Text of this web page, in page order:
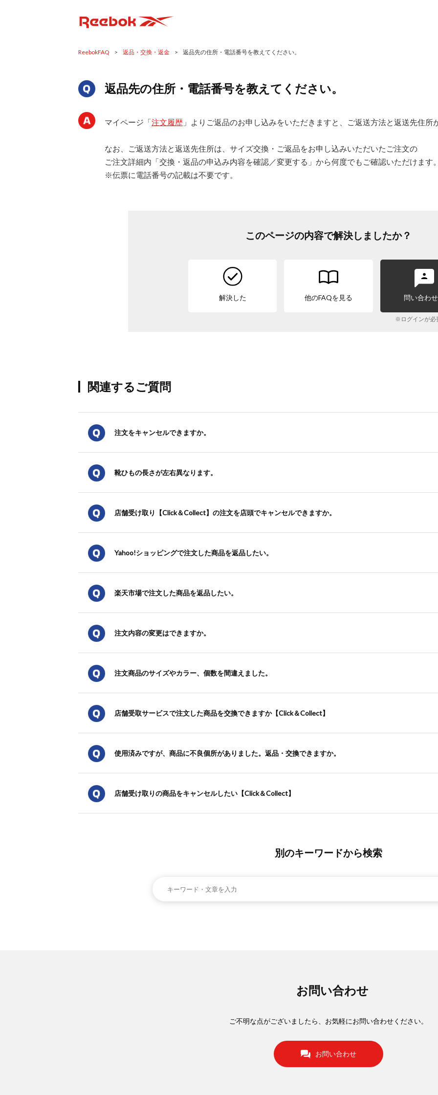
ReebokFAQ > 返品・交換・返金 > 返品先の住所・電話番号を教えてください。
返品先の住所・電話番号を教えてください。
マイページ「注文履歴 」よりご返品のお申し込みをいただきますと、ご返送方法と返送先住所
なお、ご返送方法と返送先住所は、サイズ交換・ご返品をお申し込みいただいたご注文の
ご注文詳細内「交換・返品の申込み内容を確認／変更する」から何度でもご確認いただけます。
※伝票に電話番号の記載は不要です。
このページの内容で解決しましたか？
解決した 他のFAQを見る 問い合わ
※ログインが必
関連するご質問
注文をキャンセルできますか。
靴ひもの長さが左右異なります。
店舗受け取り【Click＆Collect】の注文を店頭でキャンセルできますか。
Yahoo!ショッピングで注文した商品を返品したい。
楽天市場で注文した商品を返品したい。
注文内容の変更はできますか。
注文商品のサイズやカラー、個数を間違えました。
店舗受取サービスで注文した商品を交換できますか【Click＆Collect】
使用済みですが、商品に不良個所がありました。返品・交換できますか。
店舗受け取りの商品をキャンセルしたい【Click＆Collect】
別のキーワードから検索
お問い合わせ
ご不明な点がございましたら、お気軽にお問い合わせください。
お問い合わせ